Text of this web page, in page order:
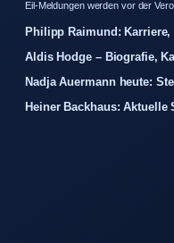
Eil-Meldungen werden vor der
Philipp Raimund:
Aldis Hodge – Biografie,
Nadja Auermann heute:
Heiner Backhaus: